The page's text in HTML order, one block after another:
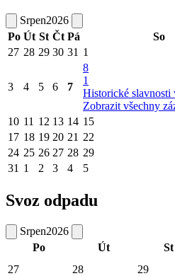
Srpen2026
Po Út St Čt Pá So
27 28 29 30 31 1
3 4 5 6 7
8
1
Historické
Zobrazit všechny
10 11 12 13 14 15
17 18 19 20 21 22
24 25 26 27 28 29
31 1 2 3 4 5
Svoz odpadu
Srpen2026
Po
Út St
27
28
29